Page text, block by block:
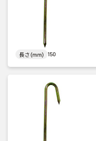
長さ(mm) 150